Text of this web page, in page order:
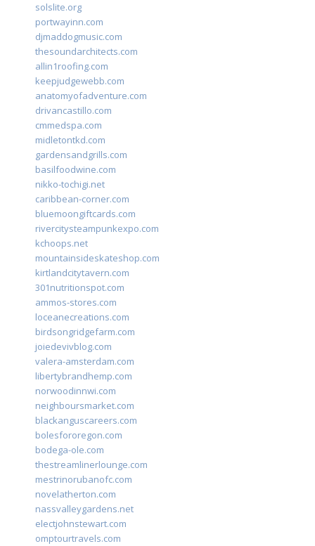
solslite.org
portwayinn.com
djmaddogmusic.com
thesoundarchitects.com
allin1roofing.com
keepjudgewebb.com
anatomyofadventure.com
drivancastillo.com
cmmedspa.com
midletontkd.com
gardensandgrills.com
basilfoodwine.com
nikko-tochigi.net
caribbean-corner.com
bluemoongiftcards.com
rivercitysteampunkexpo.com
kchoops.net
mountainsideskateshop.com
kirtlandcitytavern.com
301nutritionspot.com
ammos-stores.com
loceanecreations.com
birdsongridgefarm.com
joiedevivblog.com
valera-amsterdam.com
libertybrandhemp.com
norwoodinnwi.com
neighboursmarket.com
blackanguscareers.com
bolesfororegon.com
bodega-ole.com
thestreamlinerlounge.com
mestrinorubanofc.com
novelatherton.com
nassvalleygardens.net
electjohnstewart.com
omptourtravels.com